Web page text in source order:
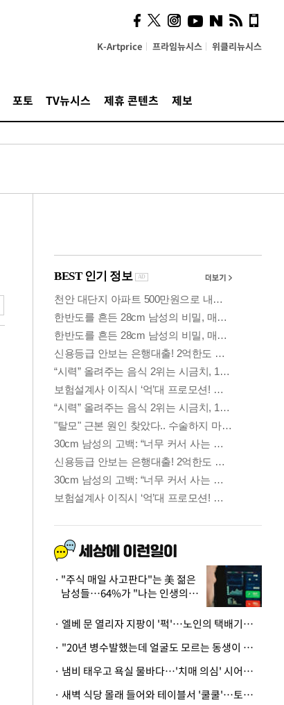
K-Artprice 프라임뉴시스 위클리뉴시스
포토 TV뉴시스 제휴 콘텐츠 제보
사이 해답 찾았죠"…알을
깨고 나온 '초자아'
"주식 매일 사고판다"는 美 젊은
남성들…64%가 "나는 인생의
· 엘베 문 열리자 지팡이 '퍽'…노인의 택배기사 폭행 이유
· "20년 병수발했는데 얼굴도 모르는 동생이 유산 절반을"…배다른 형제 상속권 있을까
· 냄비 태우고 욕실 물바다…'치매 의심' 시어머니 검사 권유했다가 '날벼락'
· 새벽 식당 몰래 들어와 테이블서 '쿨쿨'…토사물 남기고 사라진 남성